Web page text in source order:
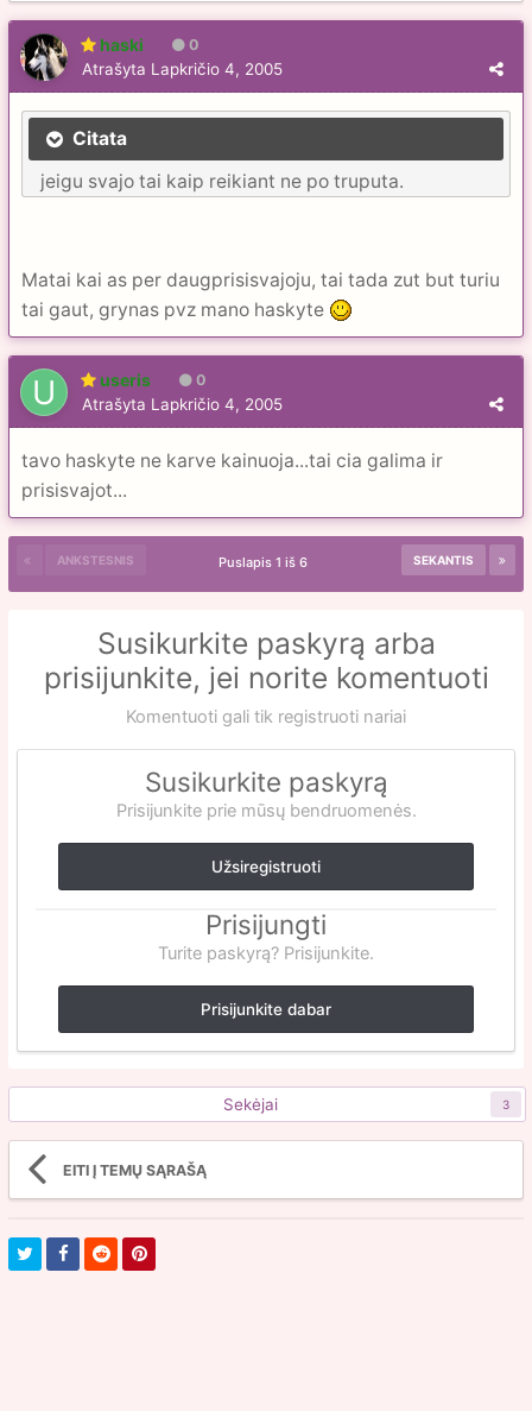
haski 0
Atrašyta Lapkričio 4, 2005
Citata
jeigu svajo tai kaip reikiant ne po truputa.
Matai kai as per daugprisisvajoju, tai tada zut but turiu
tai gaut, grynas pvz mano haskyte
useris 0
Atrašyta Lapkričio 4, 2005
tavo haskyte ne karve kainuoja...tai cia galima ir
prisisvajot...
ANKSTESNIS SEKANTIS
Puslapis 1 iš 6
Susikurkite paskyrą arba
prisijunkite, jei norite komentuoti
Komentuoti gali tik registruoti nariai
Susikurkite paskyrą
Prisijunkite prie mūsų bendruomenės.
Užsiregistruoti
Prisijungti
Turite paskyrą? Prisijunkite.
Prisijunkite dabar
Sekėjai 3
EITI Į TEMŲ SĄRAŠĄ